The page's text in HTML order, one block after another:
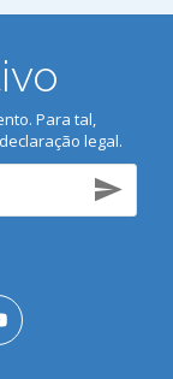
Para tal,
legal.